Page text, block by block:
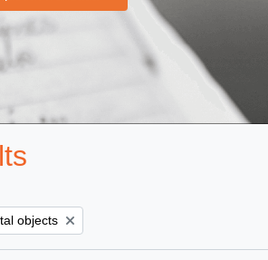
objects